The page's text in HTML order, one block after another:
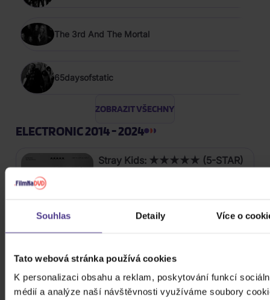
Souhlas Detaily Více o
Tato webová stránka používá cookies
K personalizaci obsahu a reklam, poskytování funkcí
médií a analýze naší návštěvnosti využíváme soubory
The 3rd And The Mortal
65daysofstatic
ZOBRAZIT VŠECHNY
ELECTRONIC 2014 - 2024
Stray Kids: ★★★★★ (5-STAR)
Skladem
Stray Kids: Maxident
CD